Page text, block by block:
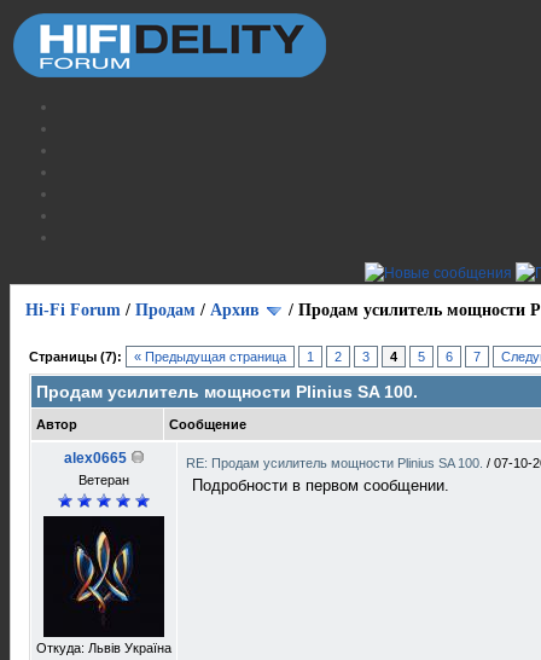
Hi-Fi Forum / Продам / Архив / Продам усилитель мощности
Страницы (7): « Предыдущая страница 1 2 3 4 5 6 7
Продам усилитель мощности Plinius SA 100.
Автор Сообщение
alex0665
Ветеран
Откуда: Львів Україна
RE: Продам усилитель мощности Plinius SA 100. / 07-10-
Подробности в первом сообщении.